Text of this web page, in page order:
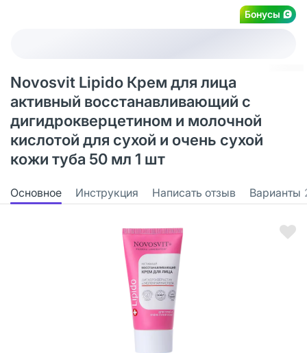
Бонусы
Novosvit Lipido Крем для лица
активный восстанавливающий с
дигидрокверцетином и молочной
кислотой для сухой и очень сухой
кожи туба 50 мл 1 шт
Основное Инструкция Написать отзыв Варианты